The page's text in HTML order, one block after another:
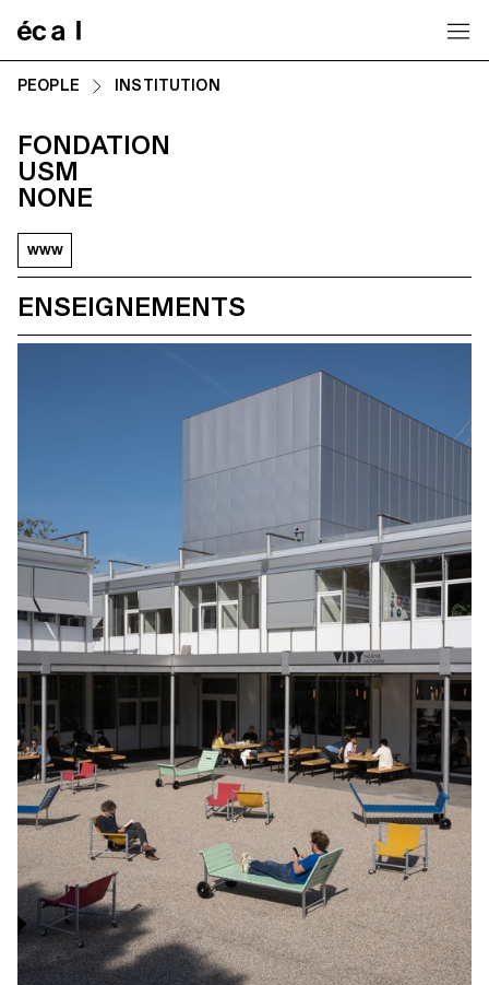
PEOPLE INSTITUTION
FONDATION
USM
NONE
www
ENSEIGNEMENTS